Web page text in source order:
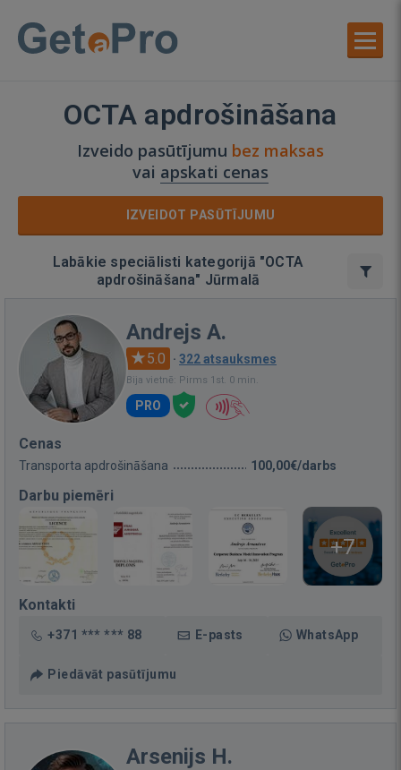
OCTA apdrošināšana
Izveido pasūtījumu bez maksas
vai apskati cenas
IZVEIDOT PASŪTĪJUMU
Labākie speciālisti kategorijā "OCTA
apdrošināšana" Jūrmalā
Andrejs A.
5.0 · 322 atsauksmes
Bija vietnē: Pirms 1st. 0 min.
PRO
Cenas
Transporta apdrošināšana 100,00€/darbs
Darbu piemēri
+7
Kontakti
+371 *** *** 88 E-pasts WhatsApp
Piedāvāt pasūtījumu
Arsenijs H.